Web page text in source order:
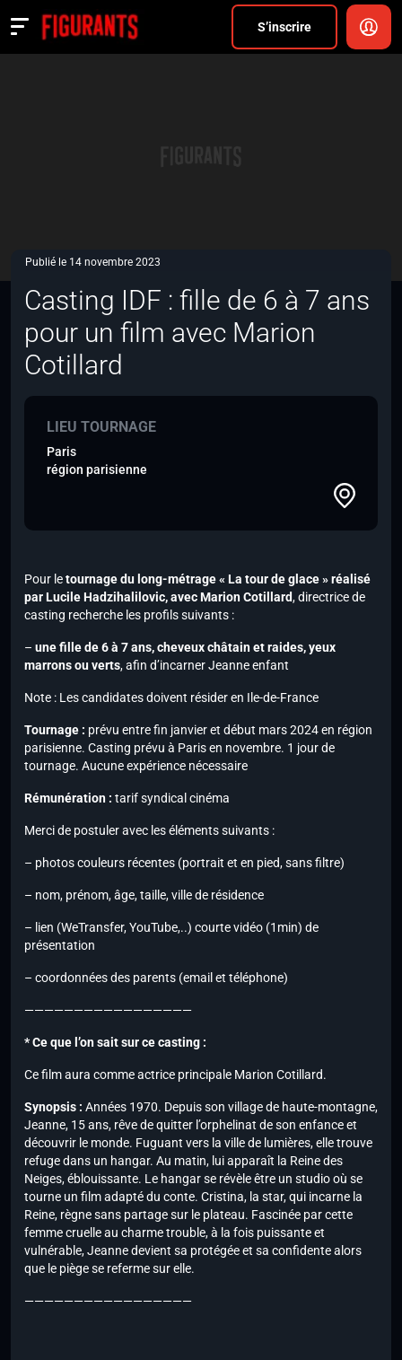
S’inscrire
Actualités
Publié le 14 novembre 2023
Casting IDF : fille de 6 à 7 ans
pour un film avec Marion
Cotillard
LIEU TOURNAGE
Paris
région parisienne
Pour letournage du long-métrage « La tour de glace » réalisé
par Lucile Hadzihalilovic, avec Marion Cotillard, directrice de
casting recherche les profils suivants :
– une fille de 6 à 7 ans, cheveux châtain et raides, yeux
marrons ou verts, afin d’incarner Jeanne enfant
Note : Les candidates doivent résider en Ile-de-France
Tournage : prévu entre fin janvier et début mars 2024 en région
parisienne. Casting prévu à Paris en novembre. 1 jour de
tournage. Aucune expérience nécessaire
Rémunération : tarif syndical cinéma
Merci de postuler avec les éléments suivants :
– photos couleurs récentes (portrait et en pied, sans filtre)
– nom, prénom, âge, taille, ville de résidence
– lien (WeTransfer, YouTube,..) courte vidéo (1min) de
présentation
– coordonnées des parents (email et téléphone)
—————————————————
* Ce que l’on sait sur ce casting :
Ce film aura comme actrice principale Marion Cotillard.
Synopsis : Années 1970. Depuis son village de haute-montagne,
Jeanne, 15 ans, rêve de quitter l’orphelinat de son enfance et
découvrir le monde. Fuguant vers la ville de lumières, elle trouve
refuge dans un hangar. Au matin, lui apparaît la Reine des
Neiges, éblouissante. Le hangar se révèle être un studio où se
tourne un film adapté du conte. Cristina, la star, qui incarne la
Reine, règne sans partage sur le plateau. Fascinée par cette
femme cruelle au charme trouble, à la fois puissante et
vulnérable, Jeanne devient sa protégée et sa confidente alors
que le piège se referme sur elle.
—————————————————